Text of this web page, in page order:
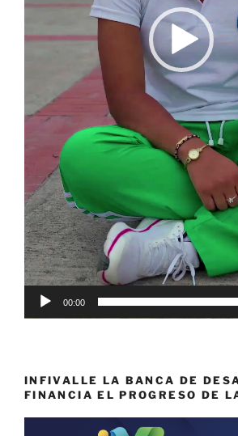
00:00
INFIVALLE LA BANCA DE
FINANCIA EL PROGRESO DE